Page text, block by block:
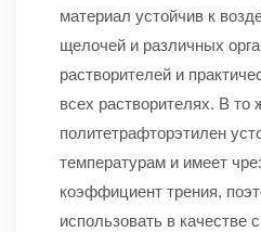
материал устойчив к
щелочей и различных
растворителей и
всех растворителях. В то
политетрафторэтилен
температурам и имеет
коэффициент трения,
использовать в качестве